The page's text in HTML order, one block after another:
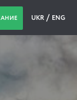
UKR ENG